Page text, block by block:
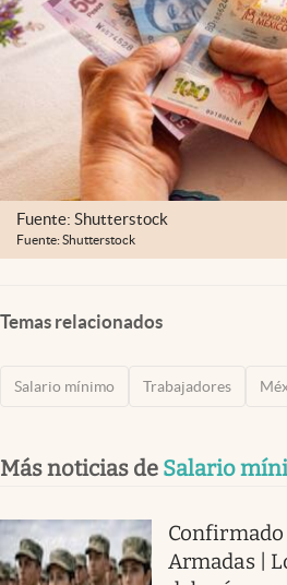
abre en nueva pestaña
México
Fuente: Shutterstock
Fuente: Shutterstock
Temas relacionados
Salario mínimo Trabajadores
Más noticias de Salario
Confirmado
Armadas |